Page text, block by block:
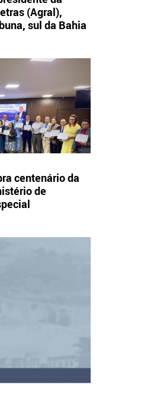
(Agral),
sul da Bahia
centenário da
de